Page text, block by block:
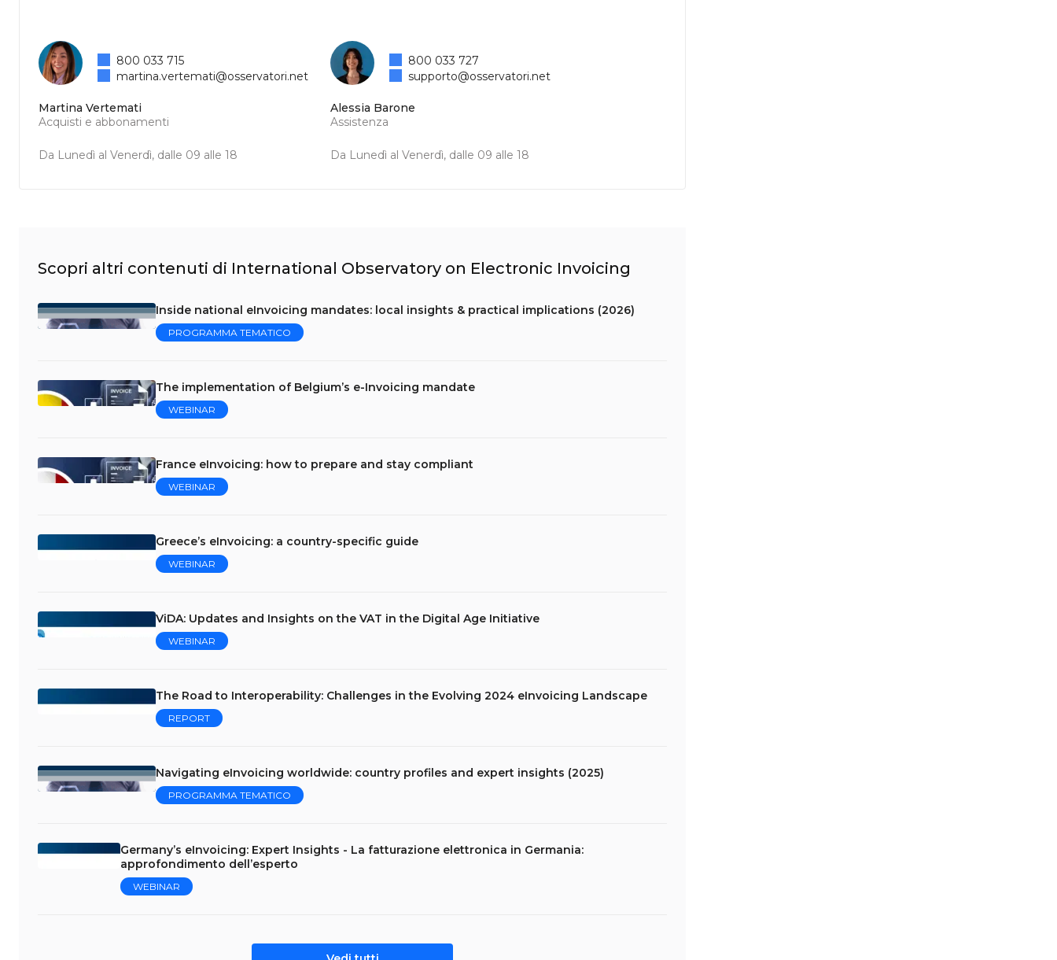
Martina Vertemati
Acquisti e abbonamenti
Da Lunedì al Venerdì, dalle 09 alle 18
800 033 715
martina.vertemati@osservatori.net
Alessia Barone
Assistenza
Da Lunedì al Venerdì, dalle 09 alle 18
800 033 727
supporto@osservatori.net
Scopri altri contenuti di International Observatory on Electronic Invoicing
Inside national eInvoicing mandates: local insights & practical implications (2026)
PROGRAMMA TEMATICO
The implementation of Belgium’s e-Invoicing mandate
WEBINAR
France eInvoicing: how to prepare and stay compliant
WEBINAR
Greece’s eInvoicing: a country-specific guide
WEBINAR
ViDA: Updates and Insights on the VAT in the Digital Age Initiative
WEBINAR
The Road to Interoperability: Challenges in the Evolving 2024 eInvoicing Landscape
REPORT
Navigating eInvoicing worldwide: country profiles and expert insights (2025)
PROGRAMMA TEMATICO
Germany’s eInvoicing: Expert Insights - La fatturazione elettronica in Germania:
approfondimento dell’esperto
WEBINAR